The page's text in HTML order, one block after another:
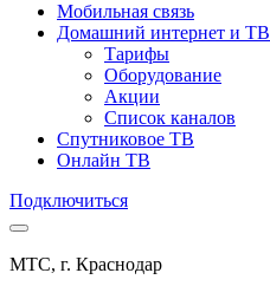
Мобильная связь
Домашний интернет и ТВ
Тарифы
Оборудование
Акции
Список каналов
Спутниковое ТВ
Онлайн ТВ
Подключиться
МТС, г. Краснодар